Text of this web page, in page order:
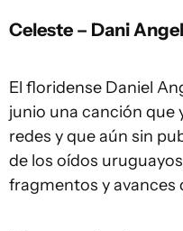
Celeste – Dani
El floridense Daniel
junio una canción que
redes y que aún sin
de los oídos
fragmentos y avances